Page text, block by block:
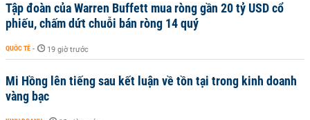
Tập đoàn của Warren Buffett mua ròng gần 20 tỷ USD cổ
phiếu, chấm dứt chuỗi bán ròng 14 quý
QUỐC TẾ - 19 giờ trước
Mi Hồng lên tiếng sau kết luận về tồn tại trong kinh doanh
vàng bạc